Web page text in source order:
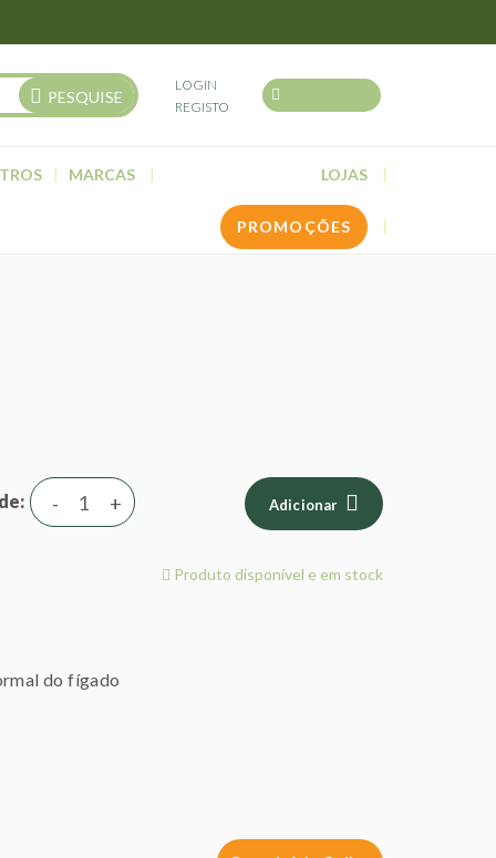
PESQUISE
LOGIN
REGISTO
MARCAS LOJAS
PROMOÇÕES
+
- Adicionar
Produto disponível e em stock
do fígado